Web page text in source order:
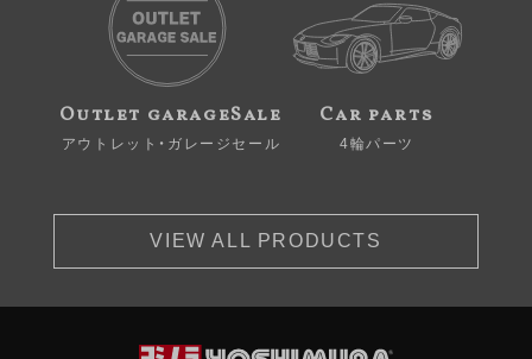
Outlet garageSale
アウトレット・ガレージセール
Car parts
4輪パーツ
VIEW ALL PRODUCTS